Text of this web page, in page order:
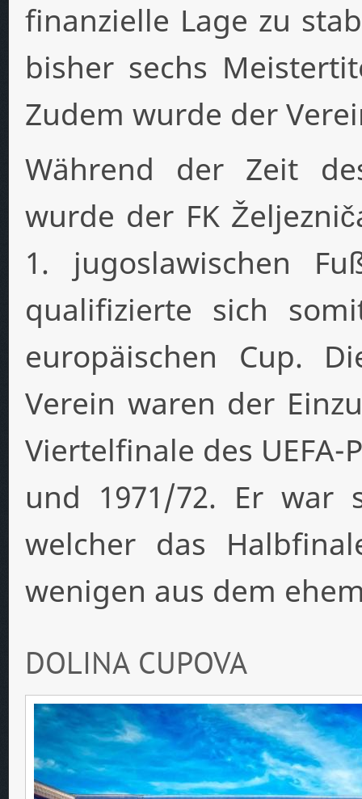
finanzielle Lage zu
bisher sechs
Zudem wurde der
Während der Zeit
wurde der FK
1. jugoslawischen
qualifizierte sich
europäischen Cup.
Verein waren der
Viertelfinale des UEFA-
und 1971/72. Er war
welcher das
wenigen aus dem
DOLINA CUPOVA